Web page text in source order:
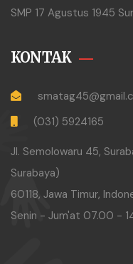
SMP 17 Agustus 1945
KONTAK
(031) 5924165
Jl. Semolowaru 45,
Surabaya)
60118, Jawa Timur,
Senin - Jum'at 07.00 -